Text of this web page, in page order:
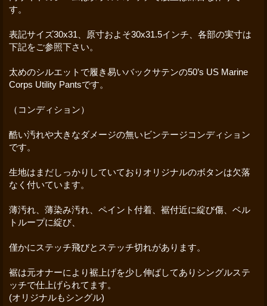
す。
表記サイズ30x31、原寸およそ30x31.5インチ、各部の実寸は
下記をご参照下さい。
太めのシルエットで履き易いバックサテンの50’s US Marine
Corps Utility Pantsです。
（コンディション）
酷い汚れや大きなダメージの無いビンテージコンディション
です。
生地はまだしっかりしていておりオリジナルのボタンは欠落
なく付いています。
薄汚れ、薄染み汚れ、ペイント付着、裾付近に綻び傷、ベル
トループに綻び、
僅かにステッチ飛びとステッチ切れがあります。
裾は元オナーにより裾上げを少し伸ばしてありシングルステ
ッチで仕上げられてます。
(オリジナルもシングル)